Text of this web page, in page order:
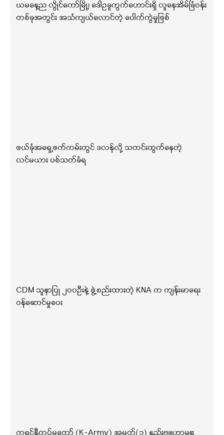
ယမနေ့ည လွိုင်ကော်မြို့၊ ဒေါဥခူကွက်ဟောင်းရှိ လူနေအိမ်ခြံဝန်း
တစ်ခုအတွင်း အသံကျယ်လောင်တဲ့ ပေါက်ကွဲမှုဖြစ်
ဖယ်ခုံအရှေ့ဖက်ကမ်းတွင် ဒလန်လို့ သတင်းထွက်နေတဲ့
လင်မယား ပစ်သတ်ခံရ
CDM သူနာပြု ၂၀၀ဦးနဲ့ ဖွဲ့စည်းထားတဲ့ KNA က ကျန်းမာရေး
ဝန်ဆောင်မှုပေး